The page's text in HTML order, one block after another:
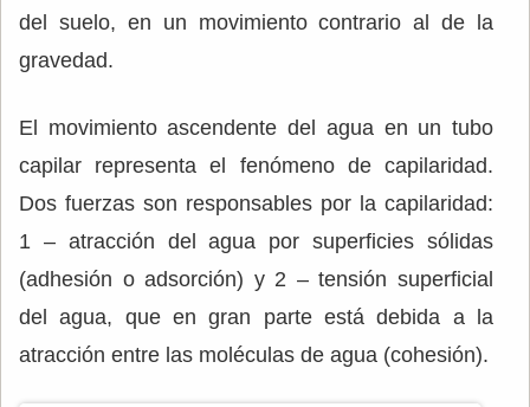
del suelo, en un movimiento contrario al de la
gravedad.
El movimiento ascendente del agua en un tubo
capilar representa el fenómeno de capilaridad.
Dos fuerzas son responsables por la capilaridad:
1 – atracción del agua por superficies sólidas
(adhesión o adsorción) y 2 – tensión superficial
del agua, que en gran parte está debida a la
atracción entre las moléculas de agua (cohesión).